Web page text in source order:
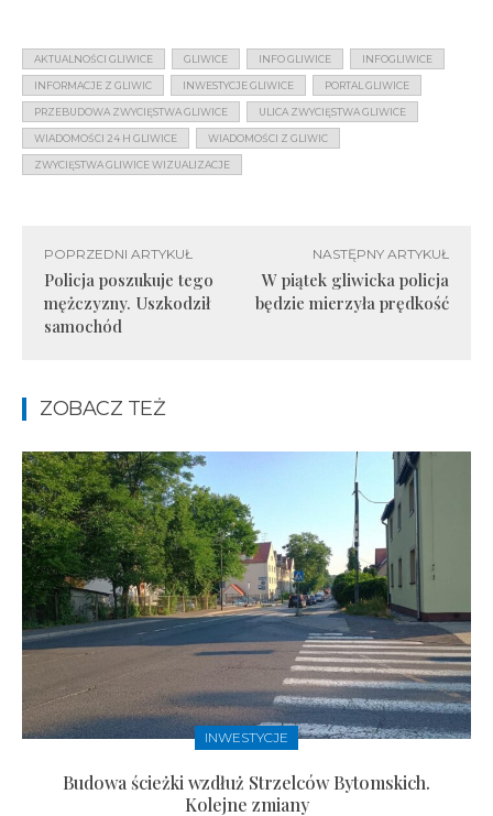
AKTUALNOŚCI GLIWICE GLIWICE INFO GLIWICE INFOGLIWICE
INFORMACJE Z GLIWIC INWESTYCJE GLIWICE PORTAL GLIWICE
PRZEBUDOWA ZWYCIĘSTWA GLIWICE ULICA ZWYCIĘSTWA GLIWICE
WIADOMOŚCI 24 H GLIWICE WIADOMOŚCI Z GLIWIC
ZWYCIĘSTWA GLIWICE WIZUALIZACJE
POPRZEDNI ARTYKUŁ
Policja poszukuje tego
mężczyzny. Uszkodził
samochód
NASTĘPNY ARTYKUŁ
W piątek gliwicka policja
będzie mierzyła prędkość
ZOBACZ TEŻ
INWESTYCJE
Budowa ścieżki wzdłuż Strzelców Bytomskich.
Kolejne zmiany